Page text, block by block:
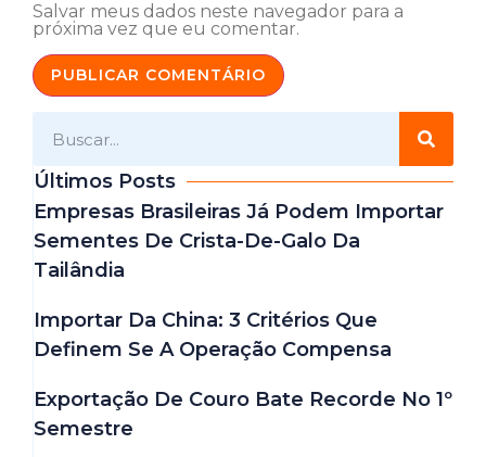
Salvar meus dados neste navegador para a
próxima vez que eu comentar.
Últimos Posts
Empresas Brasileiras Já Podem Importar
Sementes De Crista-De-Galo Da
Tailândia
Importar Da China: 3 Critérios Que
Definem Se A Operação Compensa
Exportação De Couro Bate Recorde No 1º
Semestre